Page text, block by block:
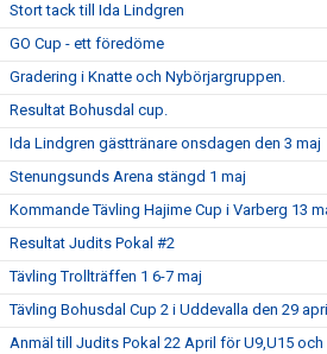
Stort tack till Ida Lindgren
GO Cup - ett föredöme
Gradering i Knatte och Nybörjargruppen.
Resultat Bohusdal cup.
Ida Lindgren gästtränare onsdagen den 3 maj
Stenungsunds Arena stängd 1 maj
Kommande Tävling Hajime Cup i Varberg 13
Resultat Judits Pokal #2
Tävling Trollträffen 1 6-7 maj
Tävling Bohusdal Cup 2 i Uddevalla den 29 april
Anmäl till Judits Pokal 22 April för U9,U15 och